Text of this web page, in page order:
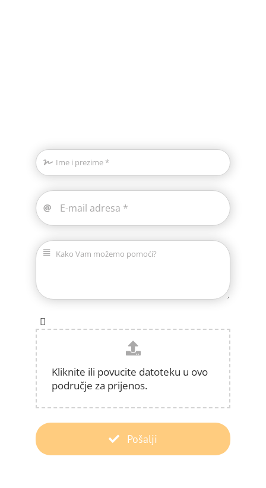
Kliknite ili povucite datoteku u ovo
područje za prijenos.
Pošalji